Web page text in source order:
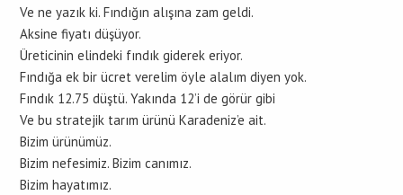
Ve ne yazık ki. Fındığın alışına zam geldi.
Aksine fiyatı düşüyor.
Üreticinin elindeki fındık giderek eriyor.
Fındığa ek bir ücret verelim öyle alalım diyen yok.
Fındık 12.75 düştü. Yakında 12’i de görür gibi
Ve bu stratejik tarım ürünü Karadeniz’e ait.
Bizim ürünümüz.
Bizim nefesimiz. Bizim canımız.
Bizim hayatımız.